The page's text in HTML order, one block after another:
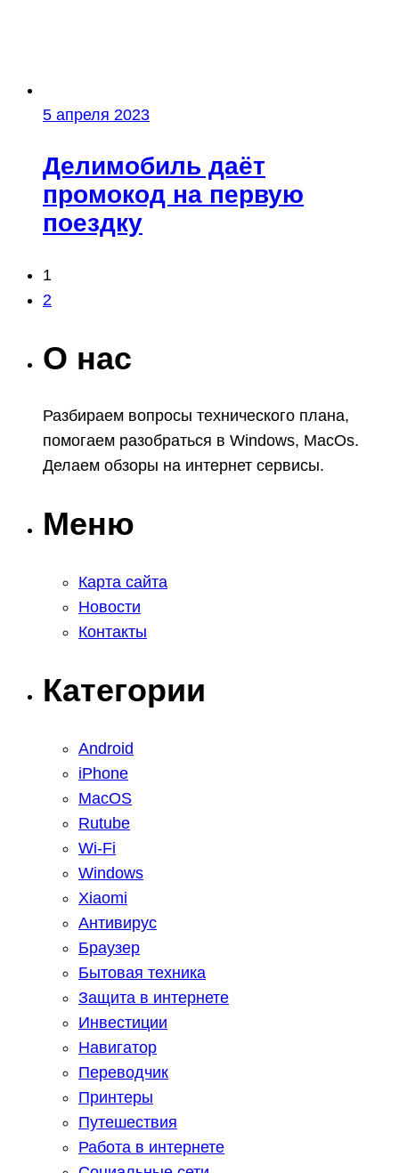
5 апреля 2023
Делимобиль даёт
промокод на первую
поездку
Навигация
по
записям
1
2
О нас
Разбираем вопросы технического плана,
помогаем разобраться в Windows, MacOs.
Делаем обзоры на интернет сервисы.
Меню
Карта сайта
Новости
Контакты
Категории
Android
iPhone
MacOS
Rutube
Wi-Fi
Windows
Xiaomi
Антивирус
Браузер
Бытовая техника
Защита в интернете
Инвестиции
Навигатор
Переводчик
Принтеры
Путешествия
Работа в интернете